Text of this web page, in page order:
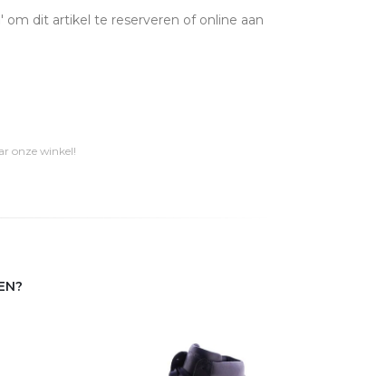
dit artikel te reserveren of online aan
onze winkel!